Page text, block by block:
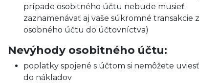
prípade osobitného účtu nebude musieť
zaznamenávať aj vaše súkromné transakcie z
osobného účtu do účtovníctva)
Nevýhody osobitného účtu:
poplatky spojené s účtom si nemôžete uviesť
do nákladov